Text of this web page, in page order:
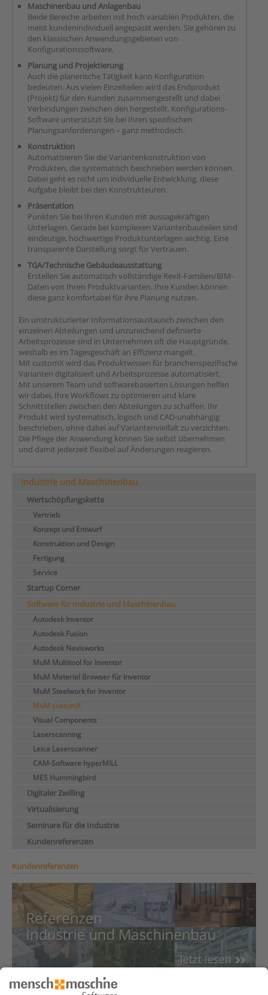
Maschinenbau und Anlagenbau
Beide Bereiche arbeiten mit hoch variablen Produkten, die
meist kundenindividuell angepasst werden. Sie gehören zu
den klassischen Anwendungsgebieten von
Konfigurationssoftware.
Planung und Projektierung
Auch die planerische Tätigkeit kann Konfiguration
bedeuten. Aus vielen Einzelteilen wird das Endprodukt
(Projekt) für den Kunden zusammengestellt und dabei
Verbindungen zwischen den hergestellt. Konfigurations-
Software unterstützt Sie bei Ihren spezifischen
Planungsanforderungen – ganz methodisch.
Konstruktion
Automatisieren Sie die Variantenkonstruktion von
Produkten, die systematisch beschrieben werden können.
Dabei geht es nicht um individuelle Entwicklung, diese
Aufgabe bleibt bei den Konstrukteuren.
Präsentation
Punkten Sie bei Ihren Kunden mit aussagekräftigen
Unterlagen. Gerade bei komplexen Variantenbauteilen sind
eindeutige, hochwertige Produktunterlagen wichtig. Eine
transparente Darstellung sorgt für Vertrauen.
TGA/Technische Gebäudeausstattung
Erstellen Sie automatisch vollständige Revit-Familien/BIM-
Daten von Ihren Produktvarianten. Ihre Kunden können
diese ganz komfortabel für ihre Planung nutzen.
Ein unstrukturierter Informationsaustausch zwischen den
einzelnen Abteilungen und unzureichend definierte
Arbeitsprozesse sind in Unternehmen oft die Hauptgründe,
weshalb es im Tagesgeschäft an Effizienz mangelt.
Mit customX wird das Produktwissen für branchenspezifische
Varianten digitalisiert und Arbeitsprozesse automatisiert.
Mit unserem Team und softwarebasierten Lösungen helfen
wir dabei, Ihre Workflows zu optimieren und klare
Schnittstellen zwischen den Abteilungen zu schaffen. Ihr
Produkt wird systematisch, logisch und CAD-unabhängig
beschrieben, ohne dabei auf Variantenvielfalt zu verzichten.
Die Pflege der Anwendung können Sie selbst übernehmen
und damit jederzeit flexibel auf Änderungen reagieren.
Industrie und Maschinenbau
Wertschöpfungskette
Vertrieb
Konzept und Entwurf
Konstruktion und Design
Fertigung
Service
Startup Corner
Software für Industrie und Maschinenbau
Autodesk Inventor
Autodesk Fusion
Autodesk Navisworks
MuM Multitool for Inventor
MuM Material Browser für Inventor
MuM Steelwork for Inventor
MuM customX
Visual Components
Laserscanning
Leica Laserscanner
CAM-Software hyperMILL
MES Hummingbird
Digitaler Zwilling
Virtualisierung
Seminare für die Industrie
Kundenreferenzen
Kundenreferenzen